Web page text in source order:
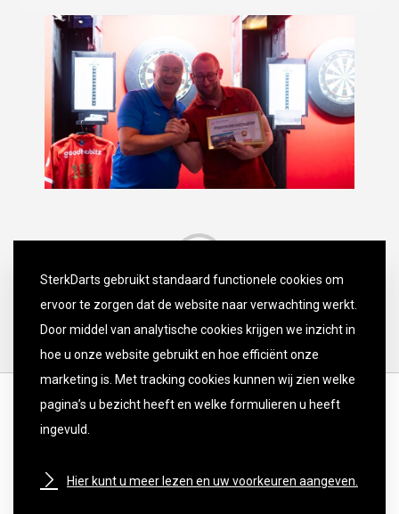
DISCLAIMER
SterkDarts gebruikt standaard functionele cookies om
ervoor te zorgen dat de website naar verwachting werkt.
Door middel van analytische cookies krijgen we inzicht in
hoe u onze website gebruikt en hoe efficiënt onze
marketing is. Met tracking cookies kunnen wij zien welke
pagina’s u bezicht heeft en welke formulieren u heeft
ingevuld.
Hier kunt u meer lezen en uw voorkeuren aangeven.